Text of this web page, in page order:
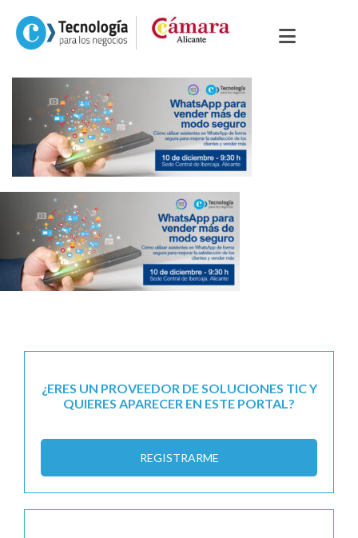
¿ERES UN PROVEEDOR DE SOLUCIONES TIC Y
QUIERES APARECER EN ESTE PORTAL?
REGISTRARME